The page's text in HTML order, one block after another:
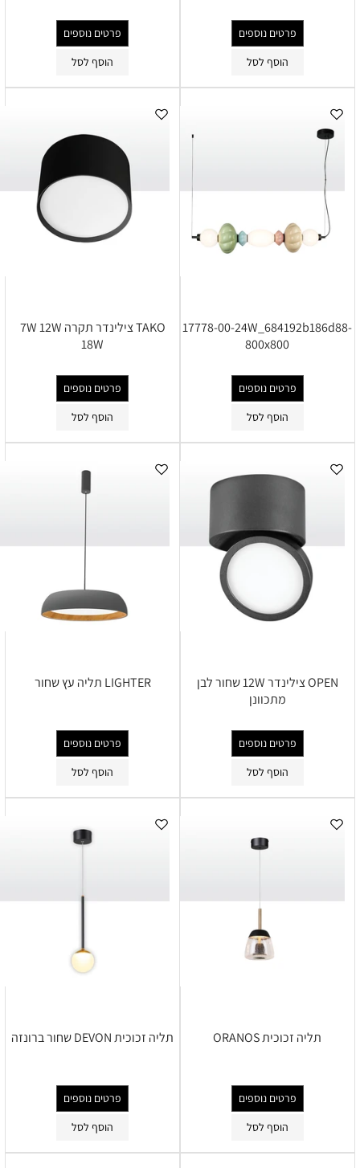
פרטים נוספים
הוסף לסל
פרטים נוספים
הוסף לסל
17778-00-24W_684192b186d88-
800x800
פרטים נוספים
הוסף לסל
TAKO צילינדר תקרה 7W 12W
18W
פרטים נוספים
הוסף לסל
OPEN צילינדר 12W שחור לבן
מתכוונן
פרטים נוספים
הוסף לסל
LIGHTER תליה עץ שחור
פרטים נוספים
הוסף לסל
תליה זכוכית ORANOS
פרטים נוספים
הוסף לסל
תליה זכוכית DEVON שחור ברונזה
פרטים נוספים
הוסף לסל